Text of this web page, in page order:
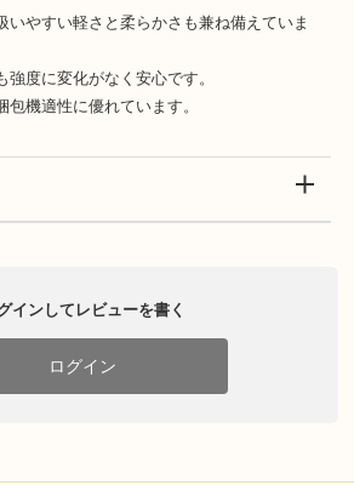
いやすい軽さと柔らかさも兼ね備えていま
度に変化がなく安心です。
機適性に優れています。
インしてレビューを書く
ログイン